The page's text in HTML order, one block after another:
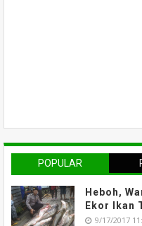
POPULAR
Heboh,
Ekor Ikan
9/17/2017